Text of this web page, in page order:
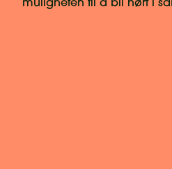
muligheten til å bli hørt i